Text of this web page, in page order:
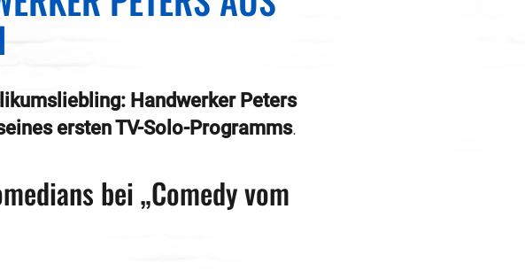
Handwerker Peters
ersten TV-Solo-Programms.
bei „Comedy vom